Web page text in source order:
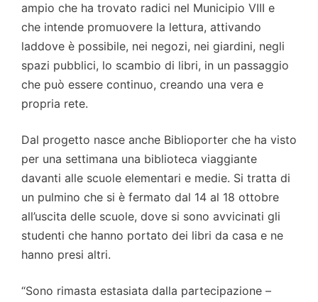
ampio che ha trovato radici nel Municipio VIII e
che intende promuovere la lettura, attivando
laddove è possibile, nei negozi, nei giardini, negli
spazi pubblici, lo scambio di libri, in un passaggio
che può essere continuo, creando una vera e
propria rete.
Dal progetto nasce anche Biblioporter che ha visto
per una settimana una biblioteca viaggiante
davanti alle scuole elementari e medie. Si tratta di
un pulmino che si è fermato dal 14 al 18 ottobre
all’uscita delle scuole, dove si sono avvicinati gli
studenti che hanno portato dei libri da casa e ne
hanno presi altri.
“Sono rimasta estasiata dalla partecipazione –